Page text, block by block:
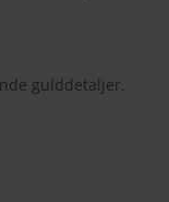
gulddetaljer.